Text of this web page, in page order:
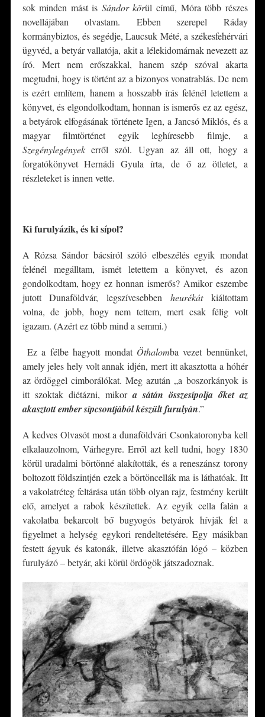
sok minden mást is Sándor körül című, Móra több részes
novellájában olvastam. Ebben szerepel Ráday
kormánybiztos, és segédje, Laucsuk Mété, a székesfehérvári
ügyvéd, a betyár vallatója, akit a lélekidomárnak nevezett az
író. Mert nem erőszakkal, hanem szép szóval akarta
megtudni, hogy is történt az a bizonyos vonatrablás. De nem
is ezért említem, hanem a hosszabb írás felénél letettem a
könyvet, és elgondolkodtam, honnan is ismerős ez az egész,
a betyárok elfogásának története Igen, a Jancsó Miklós, és a
magyar filmtörténet egyik leghíresebb filmje, a
Szegénylegényekerről szól. Ugyan az áll ott, hogy a
forgatókönyvet Hernádi Gyula írta, de ő az ötletet, a
részleteket is innen vette.
Ki furulyázik, és ki sípol?
A Rózsa Sándor bácsiról szóló elbeszélés egyik mondat
felénél megálltam, ismét letettem a könyvet, és azon
gondolkodtam, hogy ez honnan ismerős? Amikor eszembe
jutott Dunaföldvár, legszívesebben heurékátkiáltottam
volna, de jobb, hogy nem tettem, mert csak félig volt
igazam. (Azért ez több mind a semmi.)
Ez a félbe hagyott mondat Öthalomba vezet bennünket,
amely jeles hely volt annak idjén, mert itt akasztotta a hóhér
az ördöggel cimborálókat. Meg azután „a boszorkányok is
itt szoktak diétázni, mikora sátán összesípolja őket az
akasztott ember sípcsontjából készült furulyán.”
A kedves Olvasót most a dunaföldvári Csonkatoronyba kell
elkalauzolnom, Várhegyre. Erről azt kell tudni, hogy 1830
körül uradalmi börtönné alakították, és a reneszánsz torony
boltozott földszintjén ezek a börtöncellák ma is láthatóak. Itt
a vakolatréteg feltárása után több olyan rajz, festmény került
elő, amelyet a rabok készítettek. Az egyik cella falán a
vakolatba bekarcolt bő bugyogós betyárok hívják fel a
figyelmet a helység egykori rendeltetésére. Egy másikban
festett ágyuk és katonák, illetve akasztófán lógó – közben
furulyázó – betyár, aki körül ördögök játszadoznak.